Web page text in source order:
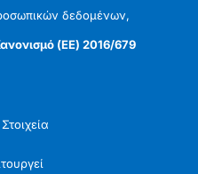
δεδομένων,
(ΕΕ) 2016/679